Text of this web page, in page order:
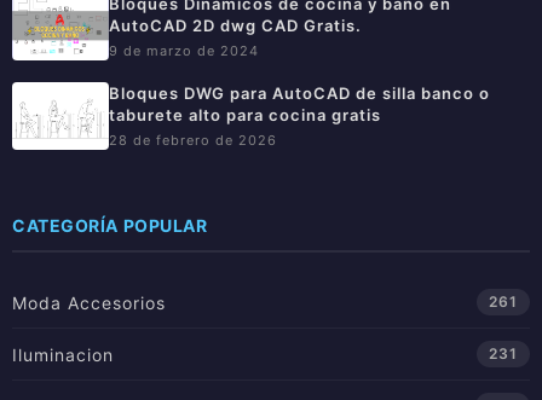
AutoCAD 2D dwg CAD Gratis.
9 de marzo de 2024
Bloques DWG para AutoCAD de silla banco o
taburete alto para cocina gratis
28 de febrero de 2026
CATEGORÍA POPULAR
Moda Accesorios 261
Iluminacion 231